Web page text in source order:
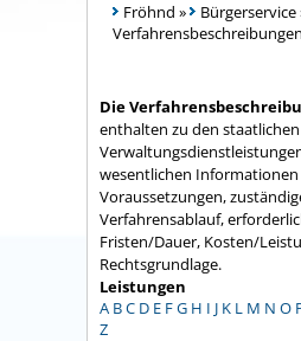
Fröhnd » Bürgerservice
Verfahrensbeschreibungen
Die
enthalten zu den staatlichen
wesentlichen Informationen
Voraussetzungen,
Verfahrensablauf,
Fristen/Dauer, Kosten/
Rechtsgrundlage.
Leistungen
A BC D E FG H I J K L M N O
Z